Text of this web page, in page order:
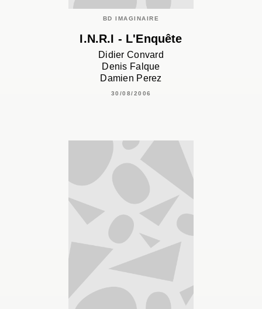
BD IMAGINAIRE
I.N.R.I - L'Enquête
Didier Convard
Denis Falque
Damien Perez
30/08/2006